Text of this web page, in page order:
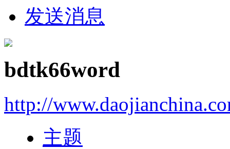
发送消息
bdtk66word
http://
主题